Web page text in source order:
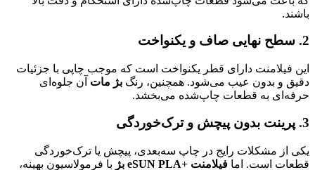
باشند.
2. سطح نهایی صاف و یکنواخت
این فیلامنت دارای قطر یکنواخت است که موجب چاپی با جزئیات
دقیق و بدون عیب می‌شود. همچنین، رنگ بژ مات آن جلوه‌ای
حرفه‌ای به قطعات چاپ‌شده می‌بخشد.
3. پرینت بدون پیچش و ترک‌خوردگی
یکی از مشکلات رایج در چاپ سه‌بعدی، پیچش یا ترک‌خوردگی
قطعات است. اما فیلامنت +eSUN PLA بژ با فرمولاسیون بهینه،